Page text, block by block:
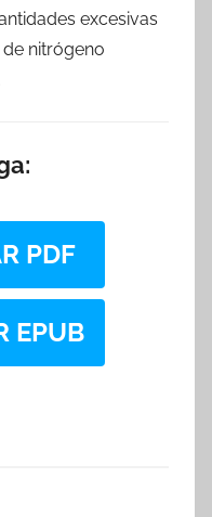
excesivas
nitrógeno
PDF
EPUB